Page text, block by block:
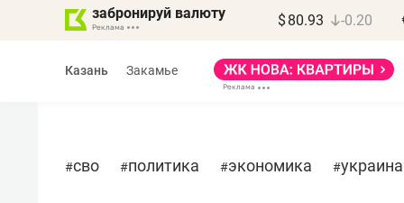
забронируй валюту $ 80.93 -0.20
Казань Закамье
#сво #политика #экономика #украина